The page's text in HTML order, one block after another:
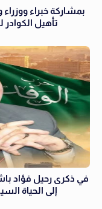
بمشاركة خبراء
تأهيل
في ذكرى رحيل فؤاد
إلى الحياة